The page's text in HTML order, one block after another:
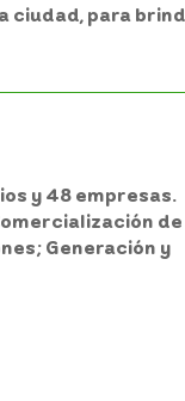
ciudad, para
y 48 empresas.
Generación y